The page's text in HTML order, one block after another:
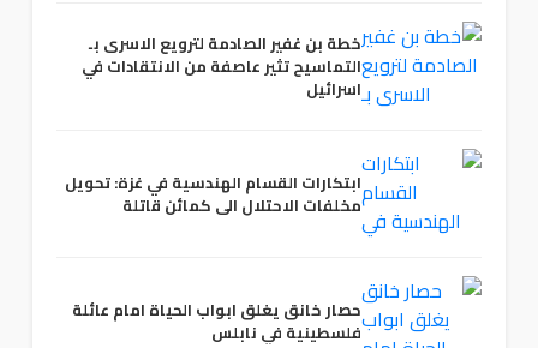
خطة بن غفير الصادمة لترويع الاسرى بـ
التماسيح تثير عاصفة من الانتقادات في
اسرائيل
ابتكارات القسام الهندسية في غزة: تحويل
مخلفات الاحتلال الى كمائن قاتلة
حصار خانق يغلق ابواب الحياة امام عائلة
فلسطينية في نابلس